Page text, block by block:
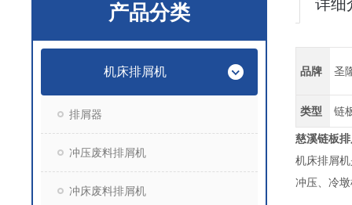
产品分类
机床排屑机
排屑器
冲压废料排屑机
冲床废料排屑机
详细
品牌 圣
类型 链
慈溪链板
机床排屑
冲压、冷